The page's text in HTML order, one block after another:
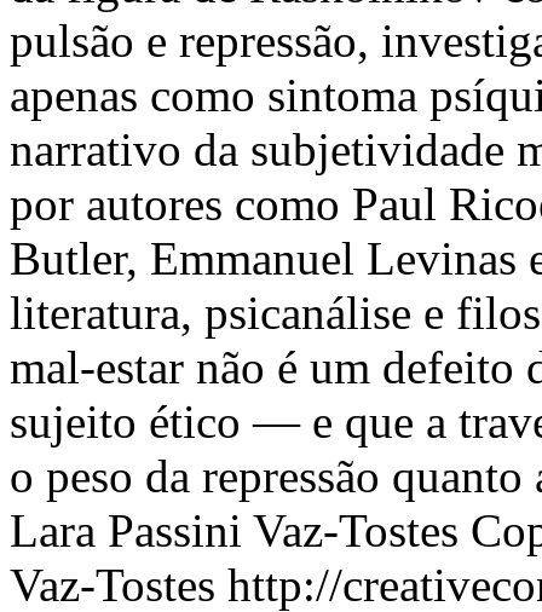
pulsão e repressão,
apenas como sintoma
narrativo da subjetividade
por autores como Paul
Butler, Emmanuel Levinas
literatura, psicanálise e
mal-estar não é um defeito
sujeito ético — e que a
o peso da repressão
Lara Passini Vaz-Tostes
Vaz-Tostes http://